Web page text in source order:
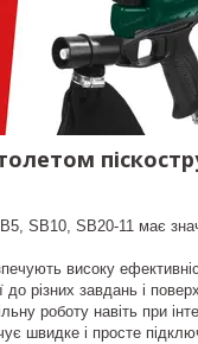
SB10, SB20-11 має
високу
різних завдань і
роботу навіть при
швидке і просте